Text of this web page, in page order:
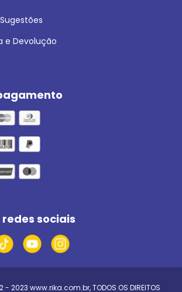
e Devolução
sociais
- 2023 www.rika.com.br, TODOS OS DIREITOS